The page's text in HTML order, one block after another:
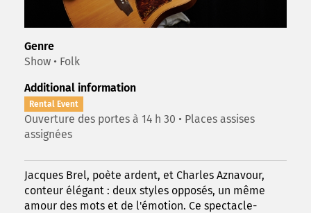
Genre
Show • Folk
Additional information
Rental Event
Ouverture des portes à 14 h 30 • Places assises
assignées
Jacques Brel, poète ardent, et Charles Aznavour,
conteur élégant : deux styles opposés, un même
amour des mots et de l'émotion. Ce spectacle-